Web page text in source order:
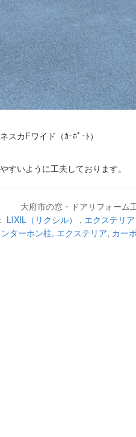
カFワイド（ｶｰﾎﾟｰﾄ）
いように工夫しております。
大府市の窓・ドアリフォーム
LIXIL（リクシル） , エクステリア
ターホン柱, エクステリア, カー